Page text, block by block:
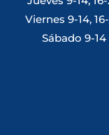
Viernes 9-14,
Sábado 9-14